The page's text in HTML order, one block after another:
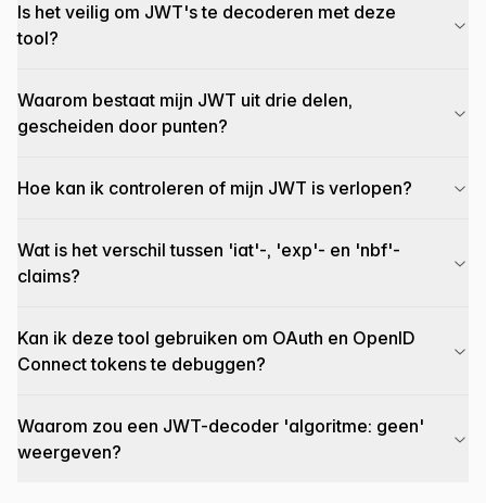
Is het veilig om JWT's te decoderen met deze
tool?
Waarom bestaat mijn JWT uit drie delen,
gescheiden door punten?
Hoe kan ik controleren of mijn JWT is verlopen?
Wat is het verschil tussen 'iat'-, 'exp'- en 'nbf'-
claims?
Kan ik deze tool gebruiken om OAuth en OpenID
Connect tokens te debuggen?
Waarom zou een JWT-decoder 'algoritme: geen'
weergeven?